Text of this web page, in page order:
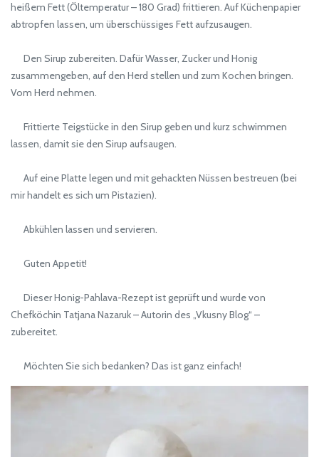
heißem Fett (Öltemperatur – 180 Grad) frittieren. Auf Küchenpapier
abtropfen lassen, um überschüssiges Fett aufzusaugen.
Den Sirup zubereiten. Dafür Wasser, Zucker und Honig
zusammengeben, auf den Herd stellen und zum Kochen bringen.
Vom Herd nehmen.
Frittierte Teigstücke in den Sirup geben und kurz schwimmen
lassen, damit sie den Sirup aufsaugen.
Auf eine Platte legen und mit gehackten Nüssen bestreuen (bei
mir handelt es sich um Pistazien).
Abkühlen lassen und servieren.
Guten Appetit!
Dieser Honig-Pahlava-Rezept ist geprüft und wurde von
Chefköchin Tatjana Nazaruk – Autorin des „Vkusny Blog“ –
zubereitet.
Möchten Sie sich bedanken? Das ist ganz einfach!